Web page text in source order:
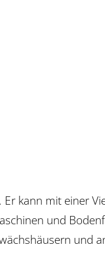
kann mit einer
und
und